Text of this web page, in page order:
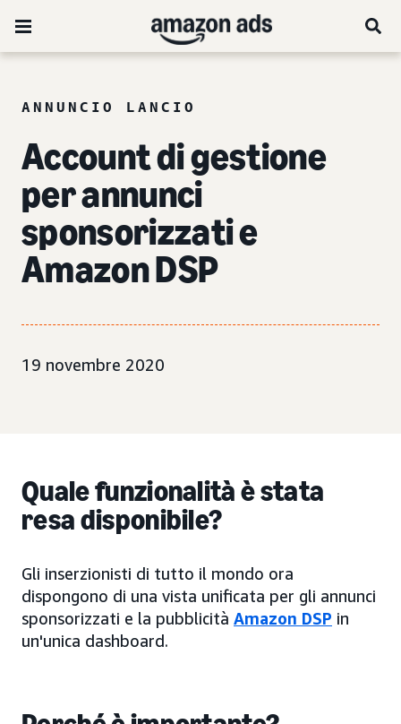
ANNUNCIO LANCIO
Account di gestione
per annunci
sponsorizzati e
Amazon DSP
19 novembre 2020
Quale funzionalità è stata
resa disponibile?
Gli inserzionisti di tutto il mondo ora
dispongono di una vista unificata per gli annunci
sponsorizzati e la pubblicità Amazon DSP in
un'unica dashboard.